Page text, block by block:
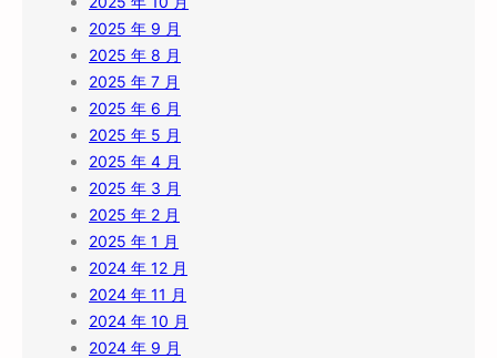
2025 年 9 月
2025 年 8 月
2025 年 7 月
2025 年 6 月
2025 年 5 月
2025 年 4 月
2025 年 3 月
2025 年 2 月
2025 年 1 月
2024 年 12 月
2024 年 11 月
2024 年 10 月
2024 年 9 月